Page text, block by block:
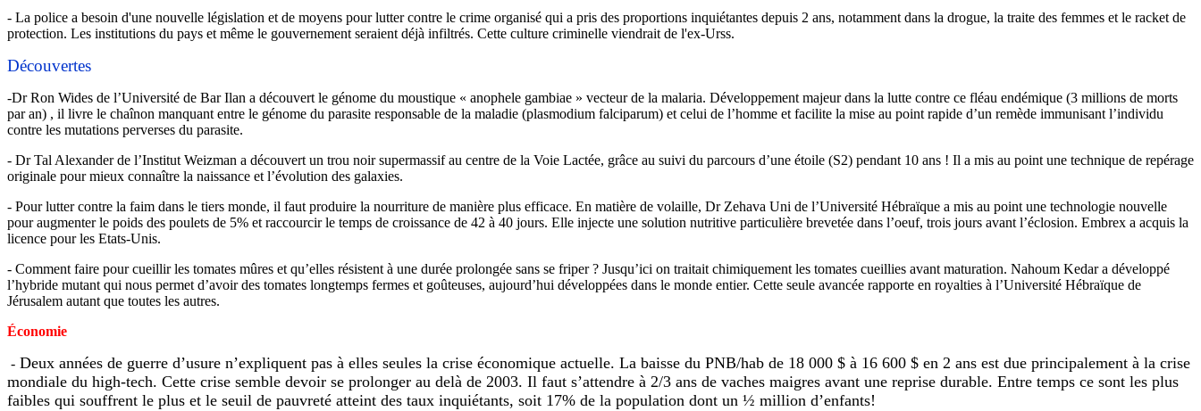
- La police a besoin d'une nouvelle législation et de moyens pour lutter contre le crime organisé qui a pris des proportions inquiétantes depuis 2 ans, notamment dans la drogue, la traite des femmes et le racket de
protection. Les institutions du pays et même le gouvernement seraient déjà infiltrés. Cette culture criminelle viendrait de l'ex-Urss.
Découvertes
-Dr Ron Wides de l’Université de Bar Ilan a découvert le génome du moustique « anophele gambiae » vecteur de la malaria. Développement majeur dans la lutte contre ce fléau endémique (3 millions de morts
par an) , il livre le chaînon manquant entre le génome du parasite responsable de la maladie (plasmodium falciparum) et celui de l’homme et facilite la mise au point rapide d’un remède immunisant l’individu
contre les mutations perverses du parasite.
- Dr Tal Alexander de l’Institut Weizman a découvert un trou noir supermassif au centre de la Voie Lactée, grâce au suivi du parcours d’une étoile (S2) pendant 10 ans ! Il a mis au point une technique de repérage
originale pour mieux connaître la naissance et l’évolution des galaxies.
- Pour lutter contre la faim dans le tiers monde, il faut produire la nourriture de manière plus efficace. En matière de volaille, Dr Zehava Uni de l’Université Hébraïque a mis au point une technologie nouvelle
pour augmenter le poids des poulets de 5% et raccourcir le temps de croissance de 42 à 40 jours. Elle injecte une solution nutritive particulière brevetée dans l’oeuf, trois jours avant l’éclosion. Embrex a acquis la
licence pour les Etats-Unis.
- Comment faire pour cueillir les tomates mûres et qu’elles résistent à une durée prolongée sans se friper ? Jusqu’ici on traitait chimiquement les tomates cueillies avant maturation. Nahoum Kedar a développé
l’hybride mutant qui nous permet d’avoir des tomates longtemps fermes et goûteuses, aujourd’hui développées dans le monde entier. Cette seule avancée rapporte en royalties à l’Université Hébraïque de
Jérusalem autant que toutes les autres.
Économie
- Deux années de guerre d’usure n’expliquent pas à elles seules la crise économique actuelle. La baisse du PNB/hab de 18 000 $ à 16 600 $ en 2 ans est due principalement à la crise
mondiale du high-tech. Cette crise semble devoir se prolonger au delà de 2003. Il faut s’attendre à 2/3 ans de vaches maigres avant une reprise durable. Entre temps ce sont les plus
faibles qui souffrent le plus et le seuil de pauvreté atteint des taux inquiétants, soit 17% de la population dont un ½ million d’enfants!